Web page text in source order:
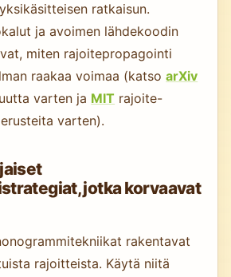
ratkaisun.
ja avoimen lähdekoodin
miten rajoitepropagointi
raakaa voimaa (katsoarXiv
varten ja MIT rajoite-
varten).
jotka korvaavat
rakentavat
rajoitteista. Käytä niitä